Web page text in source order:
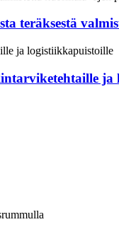
teräksestä